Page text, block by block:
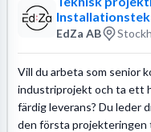
EdZa AB
Vill du arbeta som senior
industriprojekt och ta ett
färdig leverans? Du leder
den första projekteringen